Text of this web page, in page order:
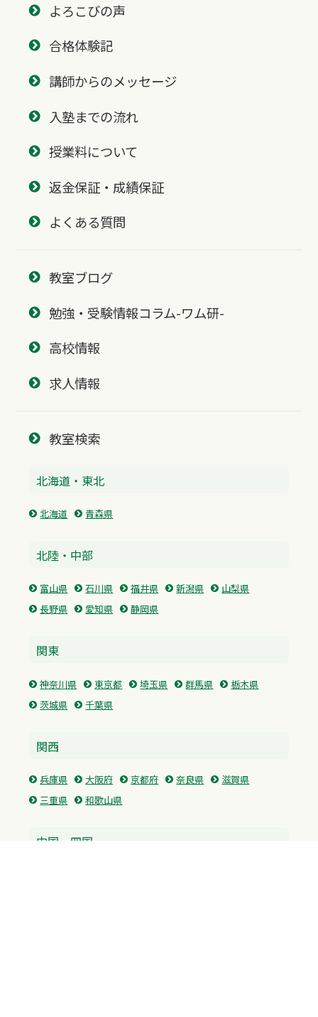
よろこびの声
合格体験記
講師からのメッセージ
入塾までの流れ
授業料について
返金保証・成績保証
よくある質問
教室ブログ
勉強・受験情報コラム-ワム研-
高校情報
求人情報
教室検索
北海道・東北
北海道 青森県
北陸・中部
富山県 石川県 福井県 新潟県
山梨県
長野県
愛知県 静岡県
関東
神奈川県 東京都 埼玉県 群馬県
栃木県
茨城県
千葉県
関西
兵庫県 大阪府 京都府 奈良県
滋賀県
三重県
和歌山県
中国・四国